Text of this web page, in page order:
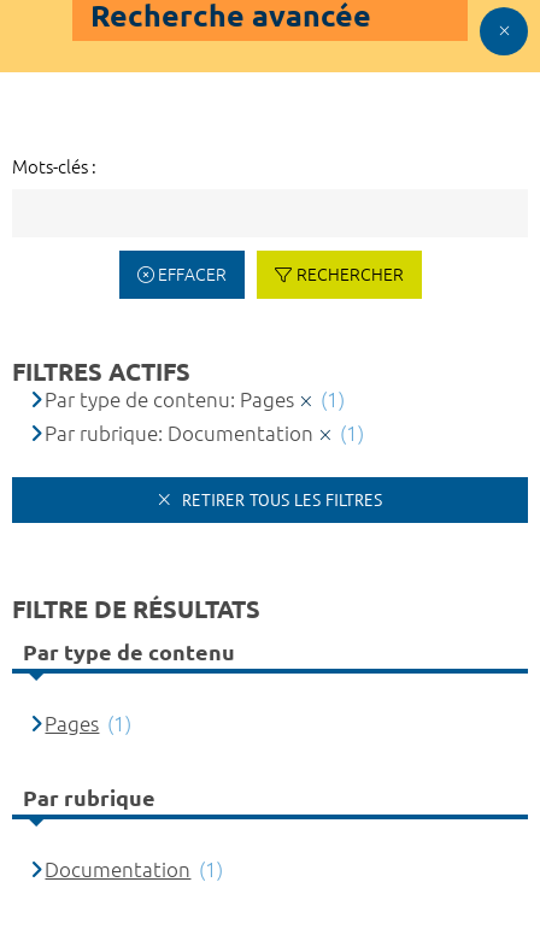
Recherche avancée
Mots-clés :
EFFACER RECHERCHER
FILTRES ACTIFS
Par type de contenu: Pages
(1)
Par rubrique: Documentation
(1)
RETIRER TOUS LES FILTRES
FILTRE DE RÉSULTATS
Par type de contenu
Pages (1)
Par rubrique
Documentation (1)